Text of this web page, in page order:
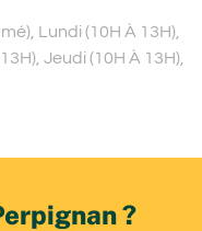
Lundi (10H À 13H),
Jeudi (10H À 13H),
?